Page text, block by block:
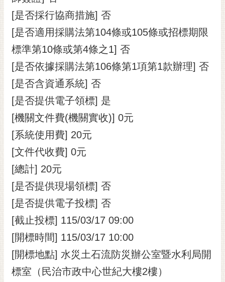
[是否採行協商措施] 否
[是否適用採購法第104條或105條或招標期限
標準第10條或第4條之1] 否
[是否依據採購法第106條第1項第1款辦理] 否
[是否含資通系統] 否
[是否提供電子領標] 是
[機關文件費(機關實收)] 0元
[系統使用費] 20元
[文件代收費] 0元
[總計] 20元
[是否提供現場領標] 否
[是否提供電子投標] 否
[截止投標] 115/03/17 09:00
[開標時間] 115/03/17 10:00
[開標地點] 水災土石流防災辦公室暨水利局開
標室（民治市政中心世紀大樓2樓）